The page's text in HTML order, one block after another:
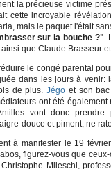
la précieuse victime
cette incroyable
mais le paquet l'était
sur la bouche ?".
que Claude Brasseur
le congé parental
dans les jours à
de plus. Jégo et son
ont été
vont donc
douce et piment, ne
à manifester le 19
figurez-vous que
Mileschi,